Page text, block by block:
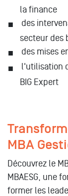
la finance
des
secteur des
des mises
l'utilisation
BIG Expert
MBA
Découvrez le
MBAESG, une
former les